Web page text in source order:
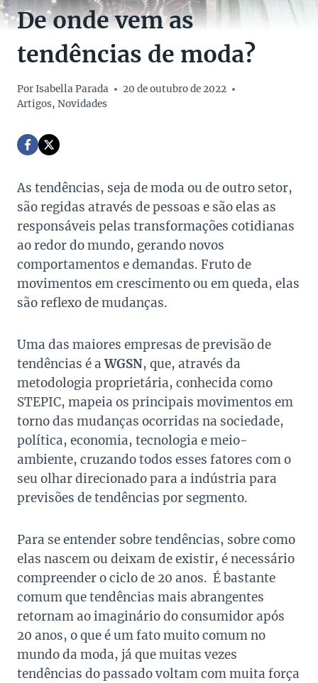
De onde vem as
tendências de moda?
PorIsabella Parada
20 de outubro de 2022
Artigos, Novidades
As tendências, seja de moda ou de outro setor,
são regidas através de pessoas e são elas as
responsáveis pelas transformações cotidianas
ao redor do mundo, gerando novos
comportamentos e demandas. Fruto de
movimentos em crescimento ou em queda, elas
são reflexo de mudanças.
Uma das maiores empresas de previsão de
tendências é aWGSN, que, através da
metodologia proprietária, conhecida como
STEPIC, mapeia os principais movimentos em
torno das mudanças ocorridas na sociedade,
política, economia, tecnologia e meio-
ambiente, cruzando todos esses fatores com o
seu olhar direcionado para a indústria para
previsões de tendências por segmento.
Para se entender sobre tendências, sobre como
elas nascem ou deixam de existir, é necessário
compreender o ciclo de 20 anos. É bastante
comum que tendências mais abrangentes
retornam ao imaginário do consumidor após
20 anos, o que é um fato muito comum no
mundo da moda, já que muitas vezes
tendências do passado voltam com muita força